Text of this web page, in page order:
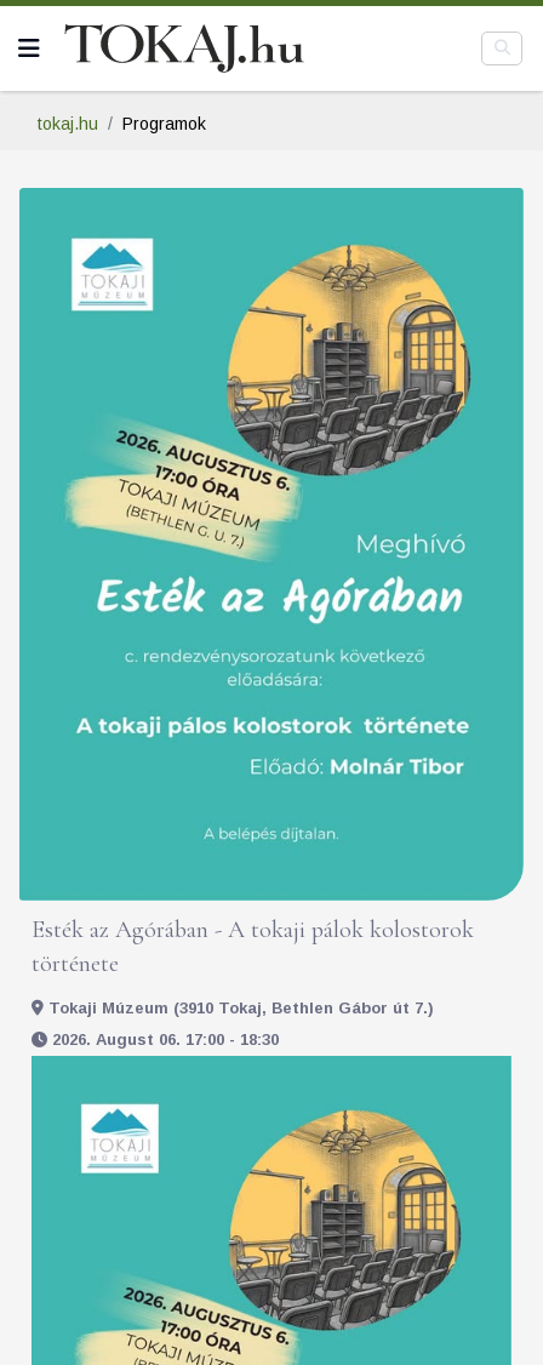
tokaj.hu Programok
Esték az Agórában - A tokaji pálok kolostorok
története
Tokaji Múzeum (3910 Tokaj, Bethlen Gábor út 7.)
2026. August 06. 17:00 - 18:30